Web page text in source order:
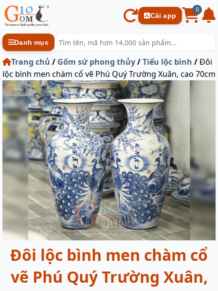
Cài app
0
Danh mục
Trang chủ / Gốm sứ phong thủy/Tiểu lộc bình /Đôi
lộc bình men chàm cổ vẽ Phú Quý Trường Xuân, cao 70cm
Đôi lộc bình men chàm cổ
vẽ Phú Quý Trường Xuân,